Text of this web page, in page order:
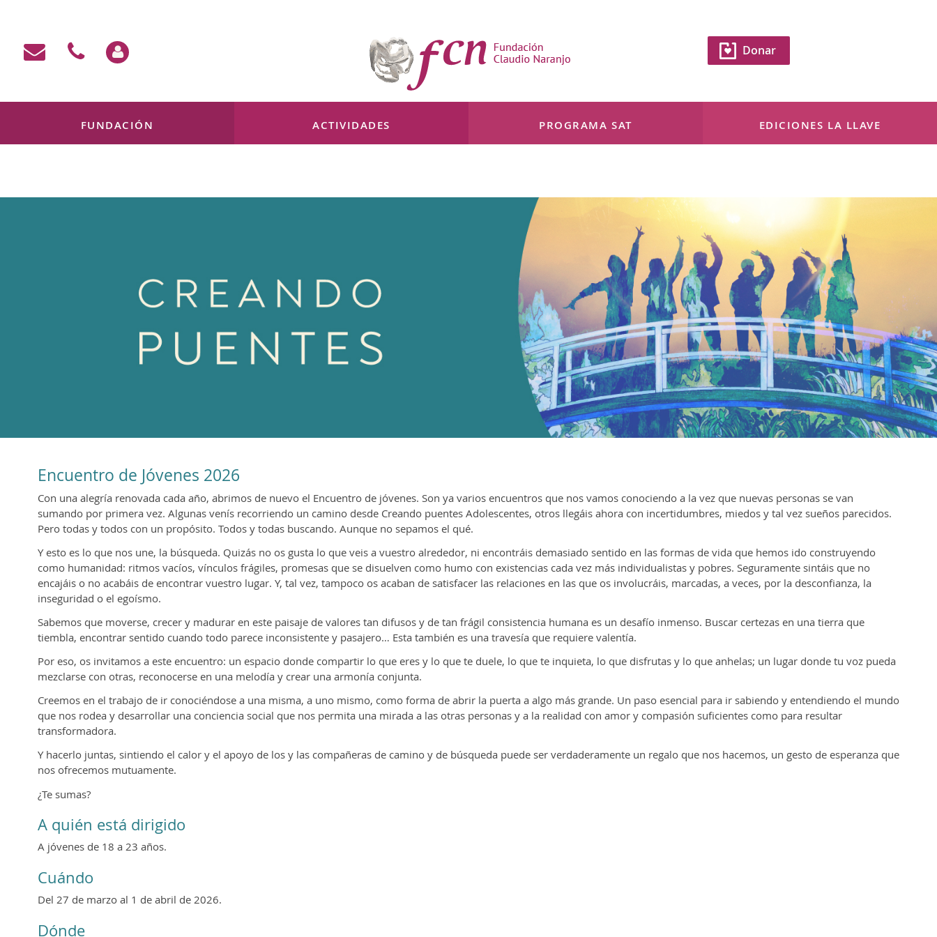
Donar
FUNDACIÓN ACTIVIDADES PROGRAMA SAT EDICIONES LA LLAVE
Encuentro de Jóvenes 2026
Con una alegría renovada cada año, abrimos de nuevo el Encuentro de jóvenes. Son ya varios encuentros que nos vamos conociendo a la vez que nuevas personas se van
sumando por primera vez. Algunas venís recorriendo un camino desde Creando puentes Adolescentes, otros llegáis ahora con incertidumbres, miedos y tal vez sueños parecidos.
Pero todas y todos con un propósito. Todos y todas buscando. Aunque no sepamos el qué.
Y esto es lo que nos une, la búsqueda. Quizás no os gusta lo que veis a vuestro alrededor, ni encontráis demasiado sentido en las formas de vida que hemos ido construyendo
como humanidad: ritmos vacíos, vínculos frágiles, promesas que se disuelven como humo con existencias cada vez más individualistas y pobres. Seguramente sintáis que no
encajáis o no acabáis de encontrar vuestro lugar. Y, tal vez, tampoco os acaban de satisfacer las relaciones en las que os involucráis, marcadas, a veces, por la desconfianza, la
inseguridad o el egoísmo.
Sabemos que moverse, crecer y madurar en este paisaje de valores tan difusos y de tan frágil consistencia humana es un desafío inmenso. Buscar certezas en una tierra que
tiembla, encontrar sentido cuando todo parece inconsistente y pasajero… Esta también es una travesía que requiere valentía.
Por eso, os invitamos a este encuentro: un espacio donde compartir lo que eres y lo que te duele, lo que te inquieta, lo que disfrutas y lo que anhelas; un lugar donde tu voz pueda
mezclarse con otras, reconocerse en una melodía y crear una armonía conjunta.
Creemos en el trabajo de ir conociéndose a una misma, a uno mismo, como forma de abrir la puerta a algo más grande. Un paso esencial para ir sabiendo y entendiendo el mundo
que nos rodea y desarrollar una conciencia social que nos permita una mirada a las otras personas y a la realidad con amor y compasión suficientes como para resultar
transformadora.
Y hacerlo juntas, sintiendo el calor y el apoyo de los y las compañeras de camino y de búsqueda puede ser verdaderamente un regalo que nos hacemos, un gesto de esperanza que
nos ofrecemos mutuamente.
¿Te sumas?
A quién está dirigido
A jóvenes de 18 a 23 años.
Cuándo
Del 27 de marzo al 1 de abril de 2026.
Dónde